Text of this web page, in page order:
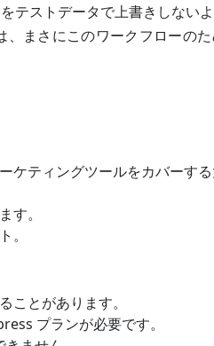
テストデータで上書きしない
、まさにこのワークフローの
ケティングツールをカバーす
す。
。
ことがあります。
プランが必要です。